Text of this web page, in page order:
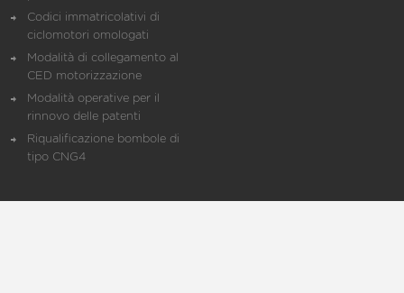
Codici immatricolativi di
ciclomotori omologati
Modalità di collegamento al
CED motorizzazione
Modalità operative per il
rinnovo delle patenti
Riqualificazione bombole di
tipo CNG4